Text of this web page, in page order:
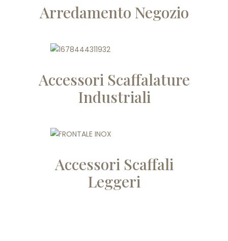
Arredamento Negozio
Accessori Scaffalature
Industriali
Accessori Scaffali
Leggeri